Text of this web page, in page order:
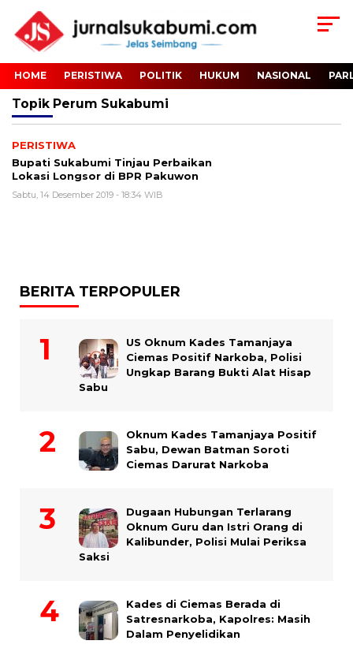
HOME PERISTIWA POLITIK HUKUM NASIONAL
Topik Perum Sukabumi
PERISTIWA
Bupati Sukabumi Tinjau Perbaikan
Lokasi Longsor di BPR Pakuwon
Sabtu, 14 Desember 2019 - 18:34 WIB
BERITA TERPOPULER
US Oknum Kades Tamanjaya
Ciemas Positif Narkoba, Polisi
Ungkap Barang Bukti Alat Hisap
Sabu
Oknum Kades Tamanjaya Positif
Sabu, Dewan Batman Soroti
Ciemas Darurat Narkoba
Dugaan Hubungan Terlarang
Oknum Guru dan Istri Orang di
Kalibunder, Polisi Mulai Periksa
Saksi
Kades di Ciemas Berada di
Satresnarkoba, Kapolres: Masih
Dalam Penyelidikan